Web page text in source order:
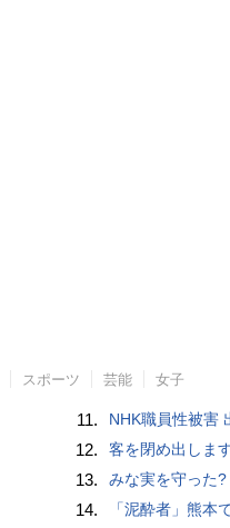
スポーツ 芸能 女子
11. NHK職員性被害
12. 客を閉め出しま
13. みな実を守った
14. 「泥酔者」熊本